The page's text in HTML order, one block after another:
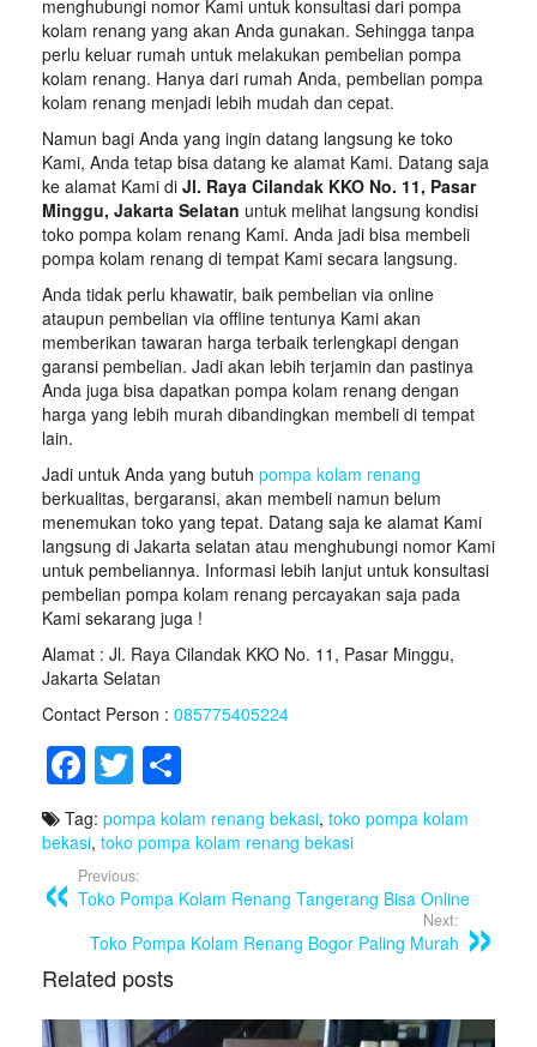
menghubungi nomor Kami untuk konsultasi dari pompa
kolam renang yang akan Anda gunakan. Sehingga tanpa
perlu keluar rumah untuk melakukan pembelian pompa
kolam renang. Hanya dari rumah Anda, pembelian pompa
kolam renang menjadi lebih mudah dan cepat.
Namun bagi Anda yang ingin datang langsung ke toko
Kami, Anda tetap bisa datang ke alamat Kami. Datang saja
ke alamat Kami di Jl. Raya Cilandak KKO No. 11, Pasar
Minggu, Jakarta Selatan untuk melihat langsung kondisi
toko pompa kolam renang Kami. Anda jadi bisa membeli
pompa kolam renang di tempat Kami secara langsung.
Anda tidak perlu khawatir, baik pembelian via online
ataupun pembelian via offline tentunya Kami akan
memberikan tawaran harga terbaik terlengkapi dengan
garansi pembelian. Jadi akan lebih terjamin dan pastinya
Anda juga bisa dapatkan pompa kolam renang dengan
harga yang lebih murah dibandingkan membeli di tempat
lain.
Jadi untuk Anda yang butuh pompa kolam renang
berkualitas, bergaransi, akan membeli namun belum
menemukan toko yang tepat. Datang saja ke alamat Kami
langsung di Jakarta selatan atau menghubungi nomor Kami
untuk pembeliannya. Informasi lebih lanjut untuk konsultasi
pembelian pompa kolam renang percayakan saja pada
Kami sekarang juga !
Alamat : Jl. Raya Cilandak KKO No. 11, Pasar Minggu,
Jakarta Selatan
Contact Person : 085775405224
F
a
c
e
b
o
o
k
T
wi
tt
er
h
ar
e
Tag: pompa kolam renang bekasi, toko pompa kolam
bekasi, toko pompa kolam renang bekasi
Previous:
Toko Pompa Kolam Renang Tangerang Bisa Online
Next:
Toko Pompa Kolam Renang Bogor Paling Murah
Related posts